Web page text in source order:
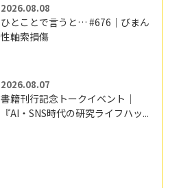
2026.08.08
ひとことで言うと… #676｜びまん
性軸索損傷
2026.08.07
書籍刊行記念トークイベント｜
『AI・SNS時代の研究ライフハッ...